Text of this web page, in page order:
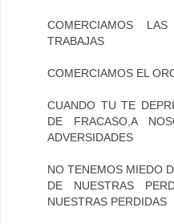
COMERCIAMOS
TRABAJAS
COMERCIAMOS EL
CUANDO TU TE
DE FRACASO,A
ADVERSIDADES
NO TENEMOS MIEDO
DE NUESTRAS
NUESTRAS PERDIDAS